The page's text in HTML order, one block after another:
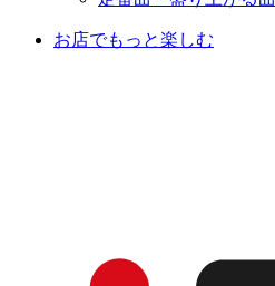
お店でもっと楽しむ